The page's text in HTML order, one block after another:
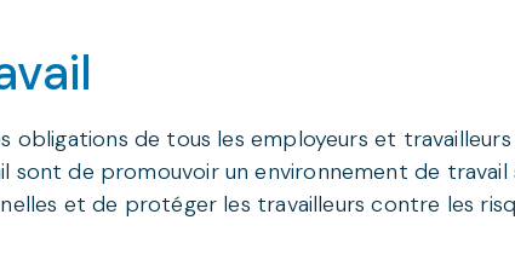
obligations de tous les employeurs et
de promouvoir un environnement de travail
et de protéger les travailleurs contre les